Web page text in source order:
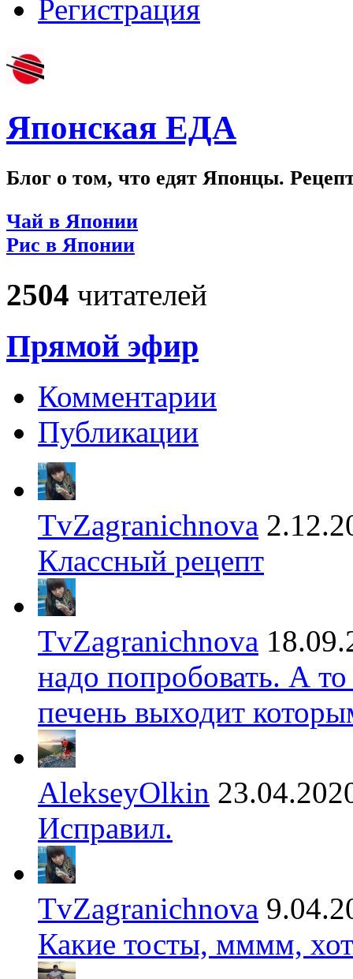
Регистрация
Японская ЕДА
Блог о том, что едят Японцы.
Чай в Японии
Рис в Японии
2504 читателей
Прямой эфир
Комментарии
Публикации
TvZagranichnova
Классный рецепт
TvZagranichnova
надо попробовать. А
печень выходит
AlekseyOlkin
Исправил.
TvZagranichnova
Какие тосты, мммм,